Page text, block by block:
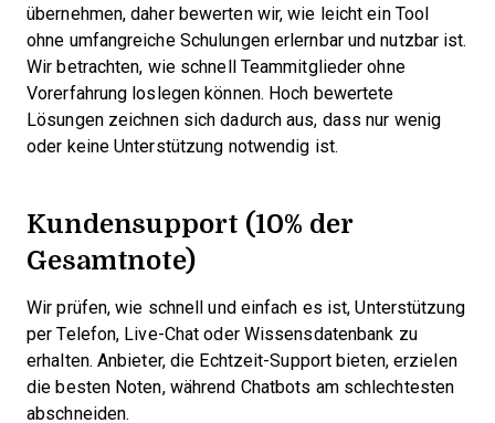
übernehmen, daher bewerten wir, wie leicht ein Tool
ohne umfangreiche Schulungen erlernbar und nutzbar ist.
Wir betrachten, wie schnell Teammitglieder ohne
Vorerfahrung loslegen können. Hoch bewertete
Lösungen zeichnen sich dadurch aus, dass nur wenig
oder keine Unterstützung notwendig ist.
Kundensupport (10% der
Gesamtnote)
Wir prüfen, wie schnell und einfach es ist, Unterstützung
per Telefon, Live-Chat oder Wissensdatenbank zu
erhalten. Anbieter, die Echtzeit-Support bieten, erzielen
die besten Noten, während Chatbots am schlechtesten
abschneiden.